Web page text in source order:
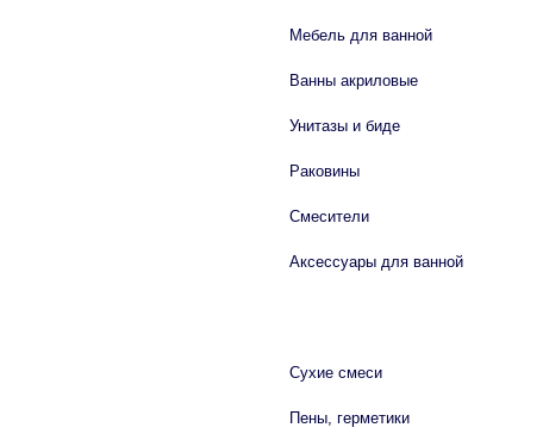
Мебель для ванной
Ванны акриловые
Унитазы и биде
Раковины
Смесители
Аксессуары для ванной
Сухие смеси
Пены, герметики